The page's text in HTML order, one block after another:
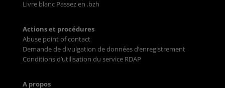
Livre blanc Passez en .bzh
Actions et procédures
Abuse point of contact
Demande de divulgation de données d’enregistrement
Conditions d’utilisation du service RDAP
A propos